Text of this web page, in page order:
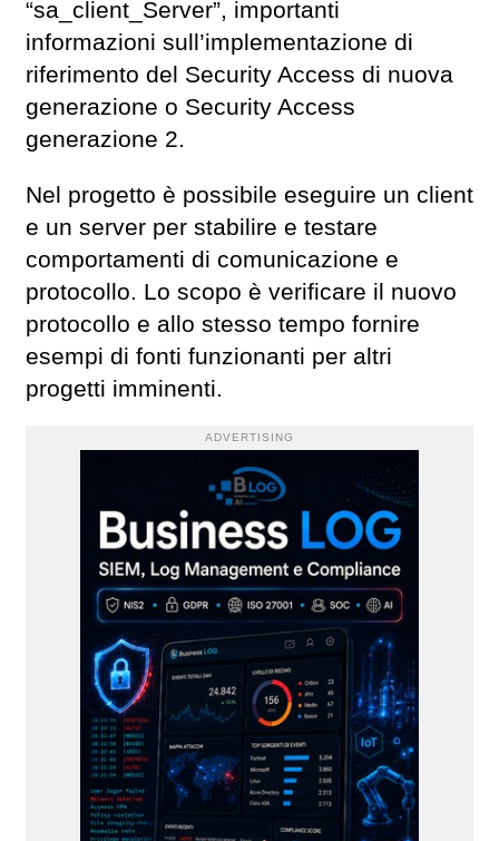
“sa_client_Server”, importanti
informazioni sull’implementazione di
riferimento del Security Access di nuova
generazione o Security Access
generazione 2.
Nel progetto è possibile eseguire un client
e un server per stabilire e testare
comportamenti di comunicazione e
protocollo. Lo scopo è verificare il nuovo
protocollo e allo stesso tempo fornire
esempi di fonti funzionanti per altri
progetti imminenti.
ADVERTISING